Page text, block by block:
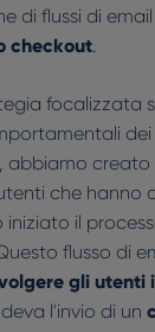
di flussi di
checkout.
focalizzata
dei
abbiamo creato
che hanno
iniziato il
flusso di
gli utenti
l'invio di un